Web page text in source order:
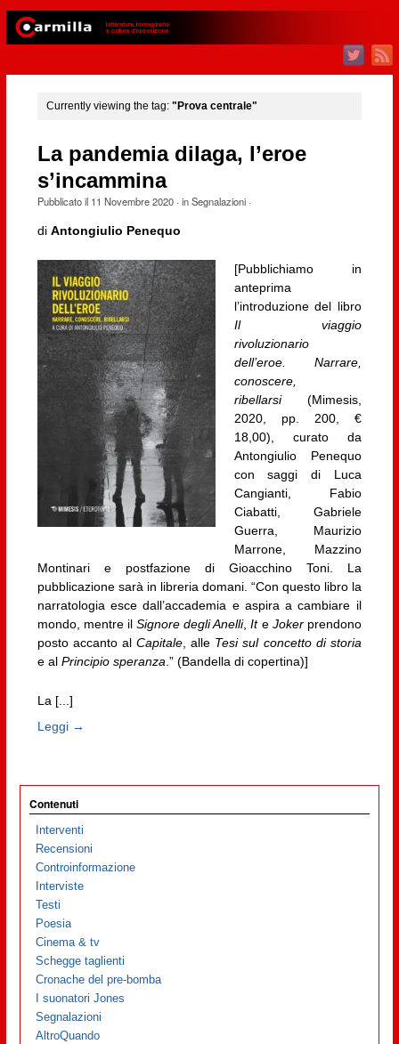
Currently viewing the tag: "Prova centrale"
La pandemia dilaga, l’eroe
s’incammina
Pubblicato il 11 Novembre 2020· inSegnalazioni·
di Antongiulio Penequo
[Pubblichiamo in
anteprima
l’introduzione del libro
Il viaggio
rivoluzionario
dell’eroe. Narrare,
conoscere,
ribellarsi(Mimesis,
2020, pp. 200, €
18,00), curato da
Antongiulio Penequo
con saggi di Luca
Cangianti, Fabio
Ciabatti, Gabriele
Guerra, Maurizio
Marrone, Mazzino
Montinari e postfazione di Gioacchino Toni. La
pubblicazione sarà in libreria domani. “Con questo libro la
narratologia esce dall’accademia e aspira a cambiare il
mondo, mentre ilSignore degli Anelli,Ite Jokerprendono
posto accanto alCapitale, alle Tesi sul concetto di storia
e al Principio speranza.” (Bandella di copertina)]
La [...]
Leggi →
Contenuti
Interventi
Recensioni
Controinformazione
Interviste
Testi
Poesia
Cinema & tv
Schegge taglienti
Cronache del pre-bomba
I suonatori Jones
Segnalazioni
AltroQuando